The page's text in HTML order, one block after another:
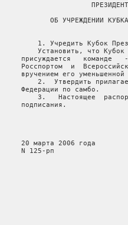
ОБ УЧРЕЖДЕНИИ
1. Учредить Кубок
Установить, что
присуждается   команде
Росспортом  и
вручением его уменьшенной
2.  Утвердить
   Федерации по самбо.
3.   Настоящее
   подписания.
   20 марта 2006 года
   N 125-рп